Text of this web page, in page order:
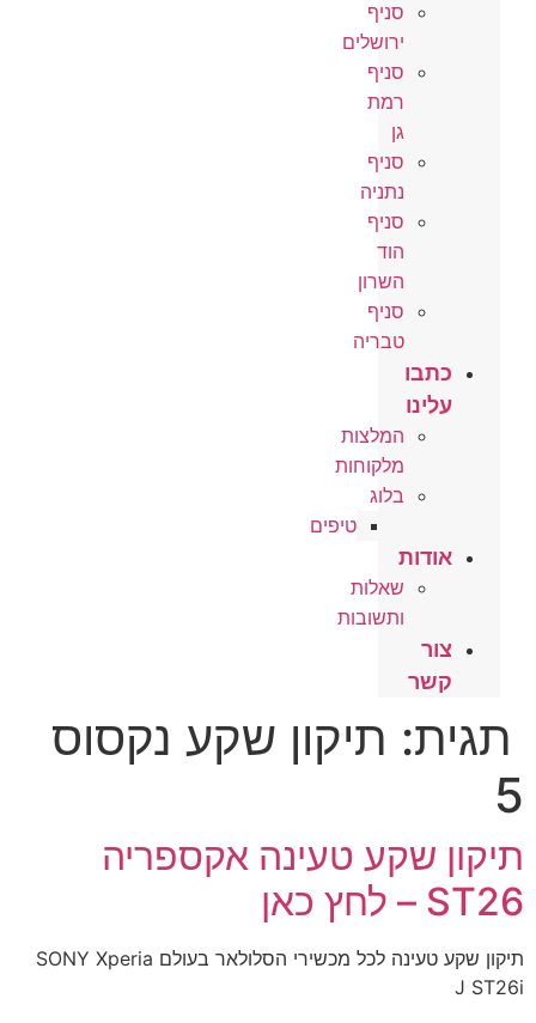
סניף
ירושלים
סניף
רמת
גן
סניף
נתניה
סניף
הוד
השרון
סניף
טבריה
כתבו
עלינו
המלצות
מלקוחות
בלוג
טיפים
אודות
שאלות
ותשובות
צור
קשר
תגית: תיקון שקע נקסוס
5
תיקון שקע טעינה אקספריה
ST26 – לחץ כאן
תיקון שקע טעינה לכל מכשירי הסלולאר בעולם SONY Xperia
J ST26i